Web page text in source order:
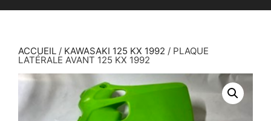
ACCUEIL / KAWASAKI 125 KX 1992 / PLAQUE
LATÉRALE AVANT 125 KX 1992